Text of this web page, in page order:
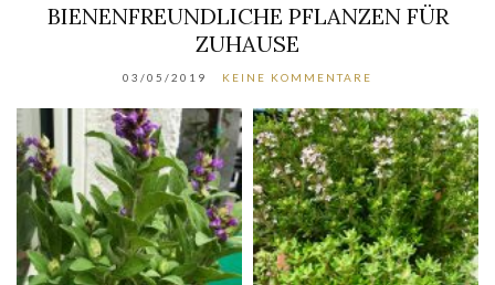
BIENENFREUNDLICHE PFLANZEN FÜR
ZUHAUSE
03/05/2019 KEINE KOMMENTARE